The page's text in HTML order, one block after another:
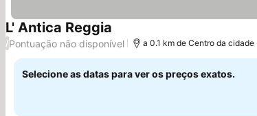
L' Antica Reggia Ver preços
/Pontuação não disponível a 0.1 km de Centro da cidade
Selecione as datas para ver os preços exatos.